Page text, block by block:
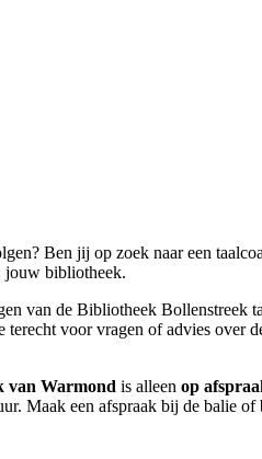
Ben jij op zoek naar een
bibliotheek.
van de Bibliotheek Bollenstreek
voor vragen of advies over
van Warmond is alleen op
Maak een afspraak bij de balie